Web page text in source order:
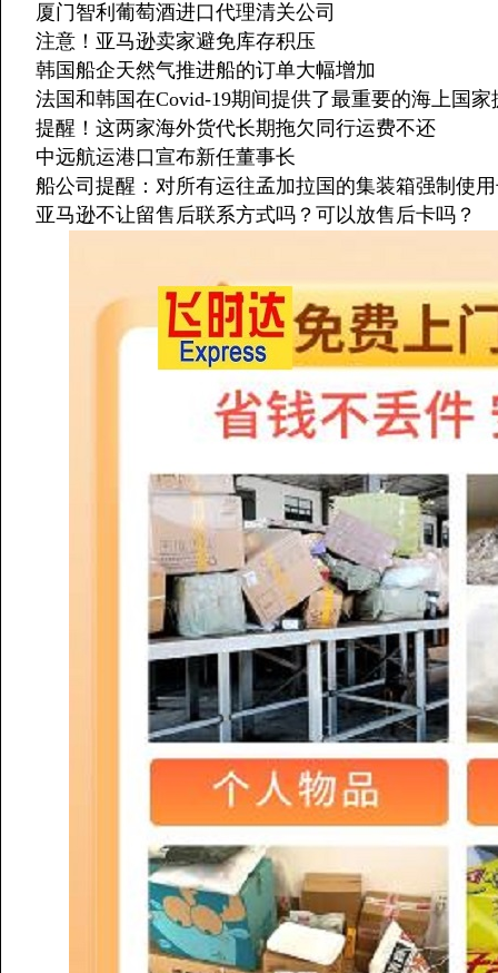
厦门智利葡萄酒进口代理清关公司
注意！亚马逊卖家避免库存积压
韩国船企天然气推进船的订单大幅增加
法国和韩国在Covid-19期间提供了最重要的海上国家
提醒！这两家海外货代长期拖欠同行运费不还
中远航运港口宣布新任董事长
船公司提醒：对所有运往孟加拉国的集装箱强制使
亚马逊不让留售后联系方式吗？可以放售后卡吗？